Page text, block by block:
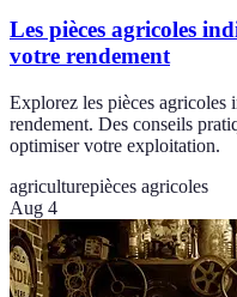
Les pièces agricoles
votre rendement
Explorez les pièces agricoles
rendement. Des conseils
optimiser votre exploitation.
agriculturepièces agricoles
Aug 4